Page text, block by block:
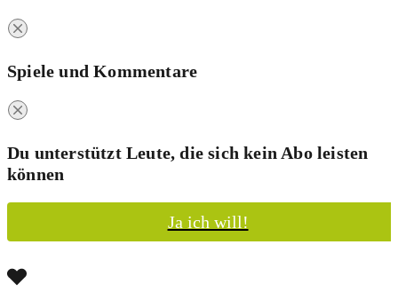
Spiele und Kommentare
Du unterstützt Leute, die sich kein Abo leisten
können
Ja ich will!